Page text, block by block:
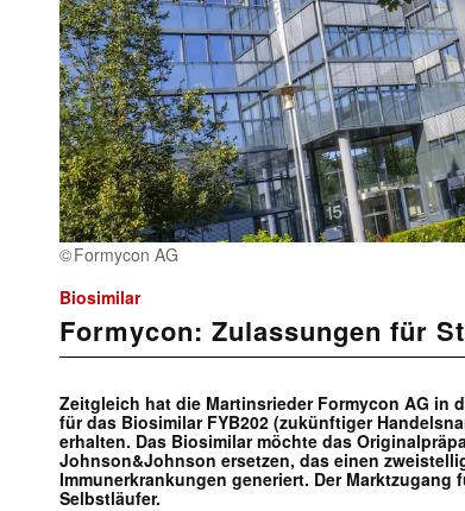
Formycon AG
Biosimilar
Formycon: Zulassungen für
Zeitgleich hat die Martinsrieder Formycon AG in
für das Biosimilar FYB202 (zukünftiger
erhalten. Das Biosimilar möchte das
Johnson&Johnson ersetzen, das einen
Immunerkrankungen generiert. Der
Selbstläufer.